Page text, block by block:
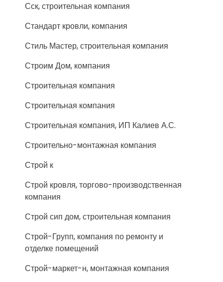
Сск, строительная компания
Стандарт кровли, компания
Стиль Мастер, строительная компания
Строим Дом, компания
Строительная компания
Строительная компания
Строительная компания, ИП Калиев А.С.
Строительно-монтажная компания
Строй к
Строй кровля, торгово-производственная
компания
Строй сип дом, строительная компания
Строй-Групп, компания по ремонту и
отделке помещений
Строй-маркет-н, монтажная компания